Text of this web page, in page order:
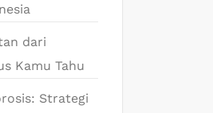
dari
Kamu Tahu
Strategi